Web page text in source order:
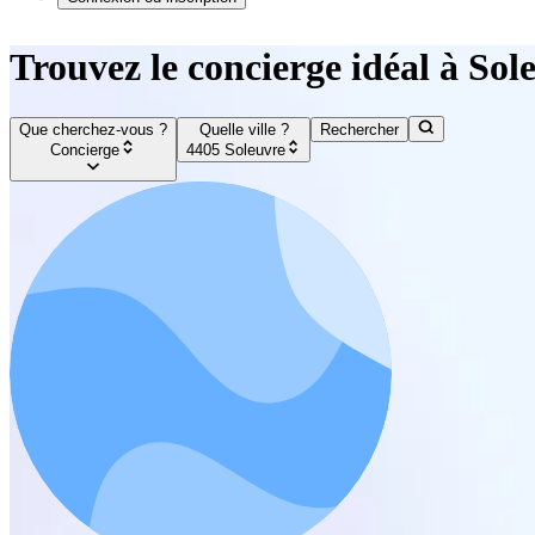
Trouvez le concierge idéal à
Que cherchez-vous ?
Concierge
Quelle ville ?
4405 Soleuvre
Rechercher